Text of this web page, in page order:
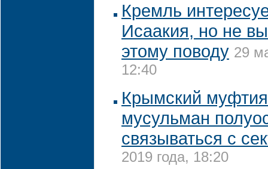
Кремль
Исаакия, но не
этому поводу 29
12:40
Крымский
мусульман
связываться с
2019 года, 18:20